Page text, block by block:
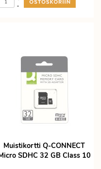
-
Muistikortti Q-CONNECT
SDHC 32 GB Class 10